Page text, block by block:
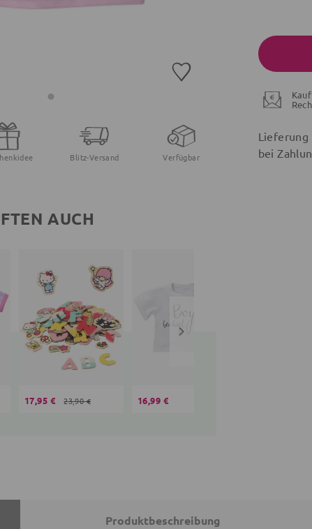
Blitz-Versand Verfügbar
AUCH
17,95 € 23,90 € 16,99 €
Lieferung
bei
Produktbeschreibung